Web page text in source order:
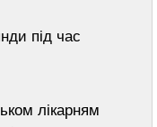
під час
лікарням